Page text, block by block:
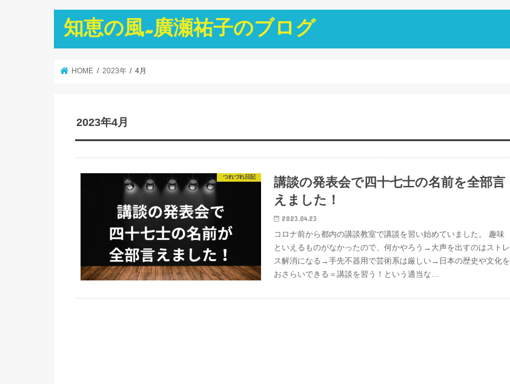
知恵の風~廣瀬祐子のブログ
HOME 2023年 4月
2023年4月
つれづれ日記
講談の発表会で四十七士の名前を全部言
えました！
2023.04.23
コロナ前から都内の講談教室で講談を習い始めていました。 趣味
といえるものがなかったので、何かやろう→大声を出すのはストレ
ス解消になる→手先不器用で芸術系は厳しい→日本の歴史や文化を
おさらいできる＝講談を習う！という適当な…